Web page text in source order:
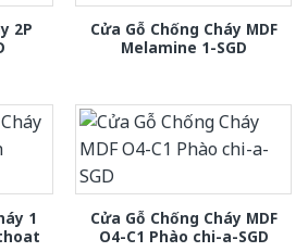
2P
Cửa Gỗ Chống Cháy MDF
Melamine 1-SGD
1
Cửa Gỗ Chống Cháy MDF
O4-C1 Phào chi-a-SGD